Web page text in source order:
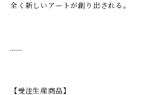
全く新しいアートが創り出される。
……
【受注生産商品】